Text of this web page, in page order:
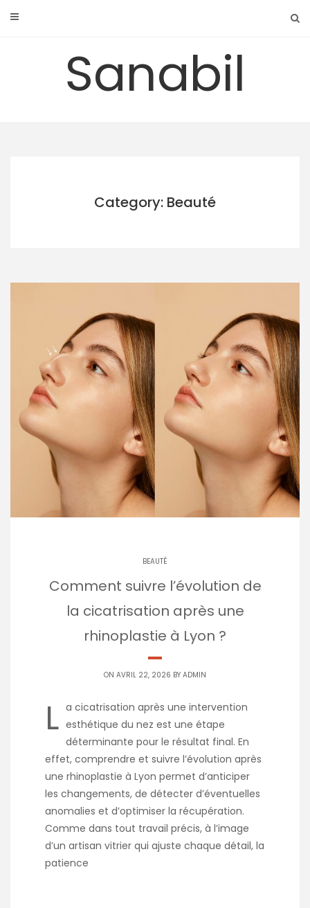
Sanabil
Category: Beauté
BEAUTÉ
Comment suivre l’évolution de
la cicatrisation après une
rhinoplastie à Lyon ?
ON AVRIL 22, 2026 BY ADMIN
L a cicatrisation après une intervention
esthétique du nez est une étape
déterminante pour le résultat final. En
effet, comprendre et suivre l’évolution après
une rhinoplastie à Lyon permet d’anticiper
les changements, de détecter d’éventuelles
anomalies et d’optimiser la récupération.
Comme dans tout travail précis, à l’image
d’un artisan vitrier qui ajuste chaque détail, la
patience